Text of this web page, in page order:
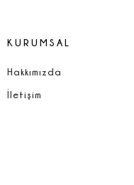
KURUMSAL
Hakkımızda
İletişim